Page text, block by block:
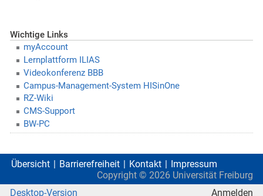
Wichtige Links
myAccount
Lernplattform ILIAS
Videokonferenz BBB
Campus-Management-System HISinOne
RZ-Wiki
CMS-Support
BW-PC
Übersicht Barrierefreiheit Kontakt
Impressum
Copyright © 2026 Universität Freiburg
Desktop-Version
Anmelden